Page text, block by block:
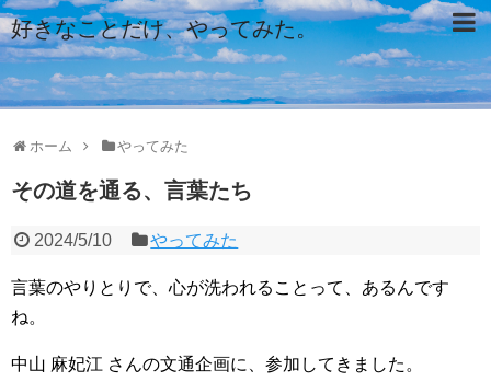
好きなことだけ、やってみた。
ホーム やってみた
その道を通る、言葉たち
2024/5/10 やってみた
言葉のやりとりで、心が洗われることって、あるんです
ね。
中山 麻妃江 さんの文通企画に、参加してきました。